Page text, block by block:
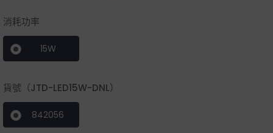
消耗功率
15W
貨號（JTD-LED15W-DNL）
842056